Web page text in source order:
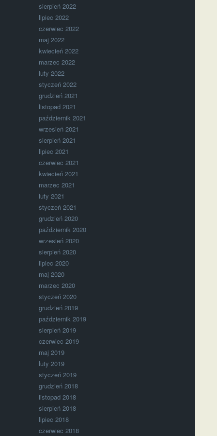
sierpień 2022
lipiec 2022
czerwiec 2022
maj 2022
kwiecień 2022
marzec 2022
luty 2022
styczeń 2022
grudzień 2021
listopad 2021
październik 2021
wrzesień 2021
sierpień 2021
lipiec 2021
czerwiec 2021
kwiecień 2021
marzec 2021
luty 2021
styczeń 2021
grudzień 2020
październik 2020
wrzesień 2020
sierpień 2020
lipiec 2020
maj 2020
marzec 2020
styczeń 2020
grudzień 2019
październik 2019
sierpień 2019
czerwiec 2019
maj 2019
luty 2019
styczeń 2019
grudzień 2018
listopad 2018
sierpień 2018
lipiec 2018
czerwiec 2018